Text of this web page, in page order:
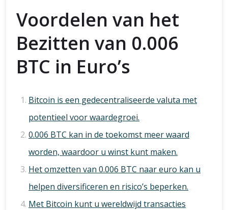
Voordelen van het
Bezitten van 0.006
BTC in Euro’s
Bitcoin is een gedecentraliseerde valuta met
potentieel voor waardegroei.
0.006 BTC kan in de toekomst meer waard
worden, waardoor u winst kunt maken.
Het omzetten van 0.006 BTC naar euro kan u
helpen diversificeren en risico’s beperken.
Met Bitcoin kunt u wereldwijd transacties